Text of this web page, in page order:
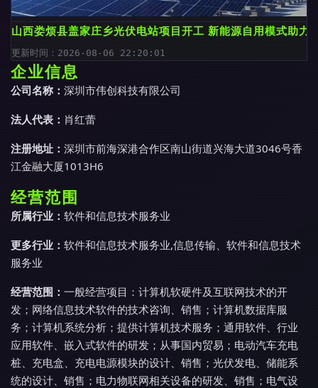
山西娄烦县盖家庄乡光伏电站项目开工 新能源自用模式助力
更新时间：2026-08-06 22:20:01
企业信息
公司名称： 深圳市伟创科技有限公司
法人代表： 肖红蕾
注册地址： 深圳市前海深港合作区南山街道兴海大道3046号香
江金融大厦1013H6
经营范围
所属行业： 软件和信息技术服务业
更多行业： 软件和信息技术服务业,信息传输、软件和信息技术
服务业
经营范围： 一般经营项目：计算机软硬件及互联网技术的开
发；网络信息技术软件的技术咨询、销售；计算机数据库服
务；计算机系统分析；提供计算机技术服务；通用软件、行业
应用软件、嵌入式软件的研发；从事国内贸易；电动汽车充电
桩、充电盒、充电电源模块的设计、销售；光伏发电、储能系
统的设计、销售；电力物联网相关设备的研发、销售；电气设